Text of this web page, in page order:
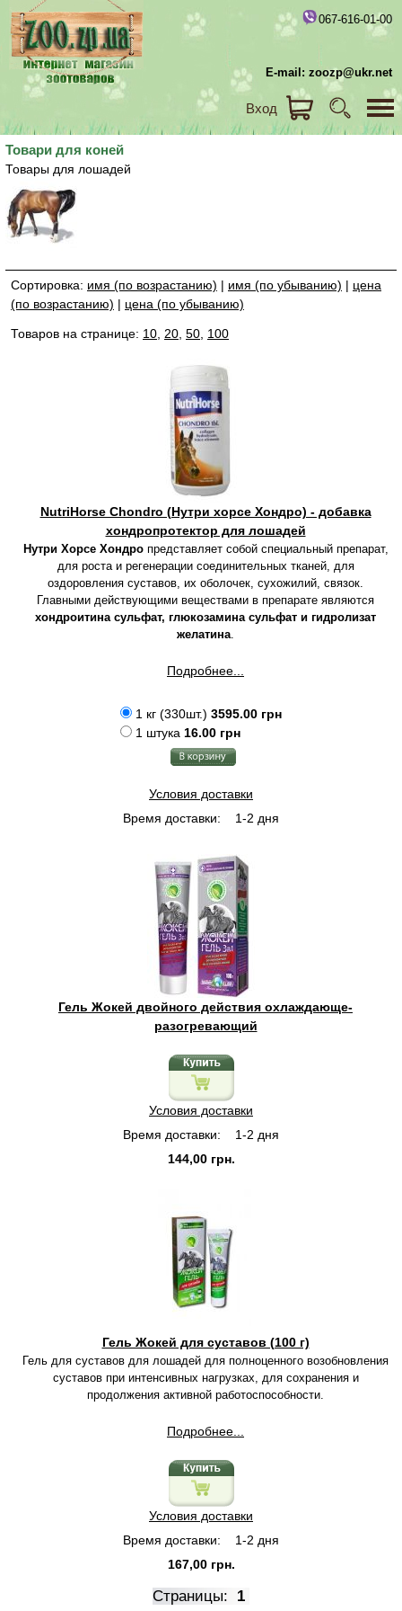
067-616-01-00
E-mail: zoozp@ukr.net
Вход
Товари для коней
Товары для лошадей
Сортировка: имя (по возрастанию) | имя (по убыванию) | цена
(по возрастанию) | цена (по убыванию)
Товаров на странице: 10 20 50 100
NutriHorse Chondro (Нутри хорсе Хондро) - добавка
хондропротектор для лошадей
Нутри Хорсе Хондропредставляет собой специальный препарат,
для роста и регенерации соединительных тканей, для
оздоровления суставов, их оболочек, сухожилий, связок.
Главными действующими веществами в препарате являются
хондроитина сульфат, глюкозамина сульфат и гидролизат
желатина.
Подробнее...
1 кг (330шт.) 3595.00 грн
1 штука 16.00 грн
Условия доставки
Время доставки:
1-2 дня
Гель Жокей двойного действия охлаждающе-
разогревающий
Условия доставки
Время доставки:
1-2 дня
144,00 грн.
Гель Жокей для суставов (100 г)
Гель для суставов для лошадей для полноценного возобновления
суставов при интенсивных нагрузках, для сохранения и
продолжения активной работоспособности.
Подробнее...
Условия доставки
Время доставки:
1-2 дня
167,00 грн.
Страницы: 1